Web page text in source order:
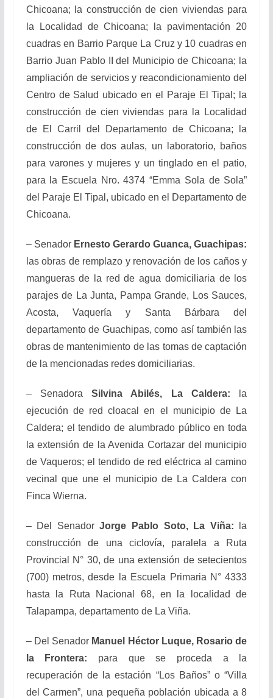
Chicoana; la construcción de cien viviendas para
la Localidad de Chicoana; la pavimentación 20
cuadras en Barrio Parque La Cruz y 10 cuadras en
Barrio Juan Pablo II del Municipio de Chicoana; la
ampliación de servicios y reacondicionamiento del
Centro de Salud ubicado en el Paraje El Tipal; la
construcción de cien viviendas para la Localidad
de El Carril del Departamento de Chicoana; la
construcción de dos aulas, un laboratorio, baños
para varones y mujeres y un tinglado en el patio,
para la Escuela Nro. 4374 “Emma Sola de Sola”
del Paraje El Tipal, ubicado en el Departamento de
Chicoana.
– Senador Ernesto Gerardo Guanca, Guachipas:
las obras de remplazo y renovación de los caños y
mangueras de la red de agua domiciliaria de los
parajes de La Junta, Pampa Grande, Los Sauces,
Acosta, Vaquería y Santa Bárbara del
departamento de Guachipas, como así también las
obras de mantenimiento de las tomas de captación
de la mencionadas redes domiciliarias.
– SenadoraSilvina Abilés, La Caldera: la
ejecución de red cloacal en el municipio de La
Caldera; el tendido de alumbrado público en toda
la extensión de la Avenida Cortazar del municipio
de Vaqueros; el tendido de red eléctrica al camino
vecinal que une el municipio de La Caldera con
Finca Wierna.
– Del SenadorJorge Pablo Soto, La Viña: la
construcción de una ciclovía, paralela a Ruta
Provincial N° 30, de una extensión de setecientos
(700) metros, desde la Escuela Primaria N° 4333
hasta la Ruta Nacional 68, en la localidad de
Talapampa, departamento de La Viña.
– Del Senador Manuel Héctor Luque, Rosario de
la Frontera: para que se proceda a la
recuperación de la estación “Los Baños” o “Villa
del Carmen”, una pequeña población ubicada a 8